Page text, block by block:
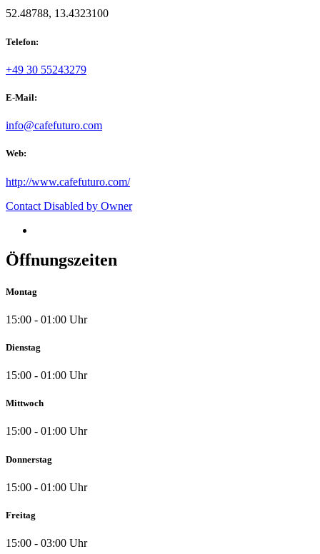
52.48788, 13.4323100
Telefon:
+49 30 55243279
E-Mail:
info@cafefuturo.com
Web:
http://www.cafefuturo.com/
Contact Disabled by Owner
Öffnungszeiten
Montag
15:00 - 01:00 Uhr
Dienstag
15:00 - 01:00 Uhr
Mittwoch
15:00 - 01:00 Uhr
Donnerstag
15:00 - 01:00 Uhr
Freitag
15:00 - 03:00 Uhr